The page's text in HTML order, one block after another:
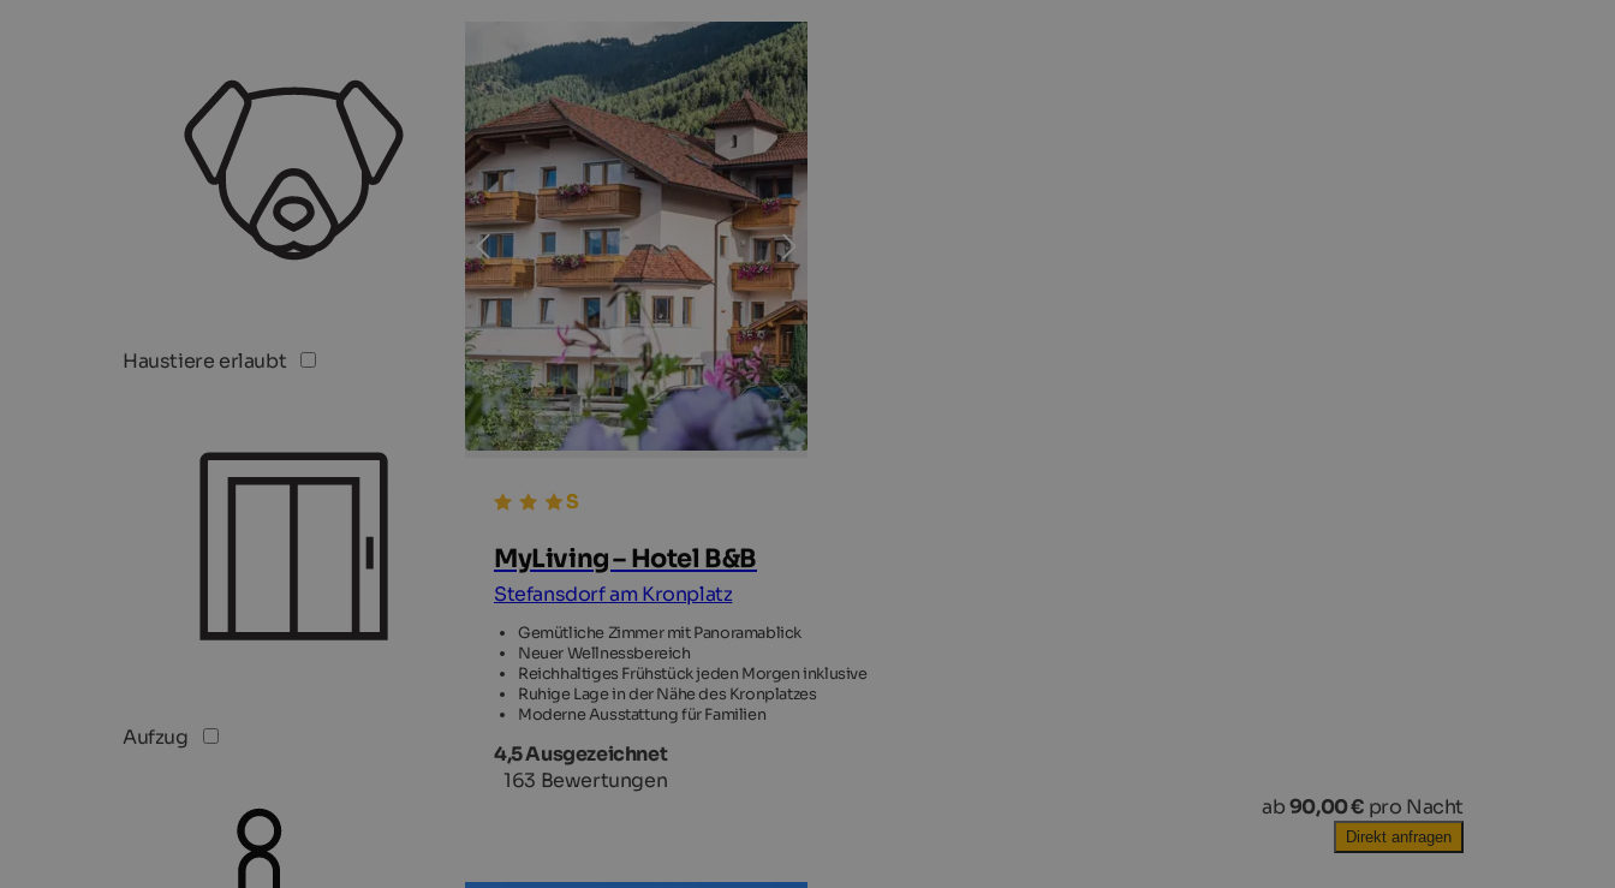
Haustiere erlaubt
Aufzug
MyLiving – Hotel B&B
Stefansdorf am Kronplatz
Gemütliche Zimmer mit Panoramablick
Neuer Wellnessbereich
Reichhaltiges Frühstück jeden Morgen inklusive
Ruhige Lage in der Nähe des Kronplatzes
Moderne Ausstattung für Familien
4,5 Ausgezeichnet
163 Bewertungen
ab90,00 € pro Nacht
Direkt anfragen